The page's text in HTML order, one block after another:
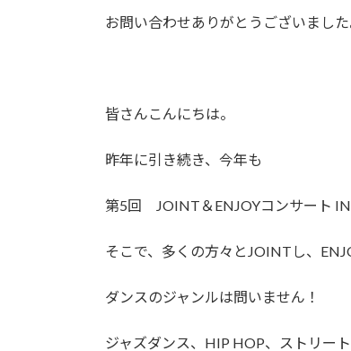
お問い合わせありがとうございました
皆さんこんにちは。
昨年に引き続き、今年も
第5回 JOINT＆ENJOYコンサート
そこで、多くの方々とJOINTし、
ダンスのジャンルは問いません！
ジャズダンス、HIP HOP、ストリー